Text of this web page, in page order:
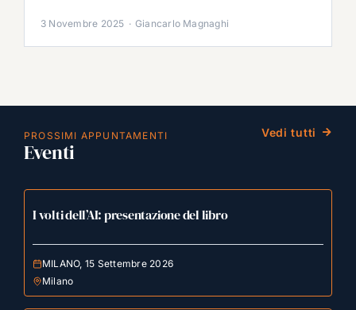
3 Novembre 2025 · Giancarlo Magnaghi
PROSSIMI APPUNTAMENTI
Eventi
Vedi tutti
I volti dell’AI: presentazione del libro
MILANO, 15 Settembre 2026
Milano